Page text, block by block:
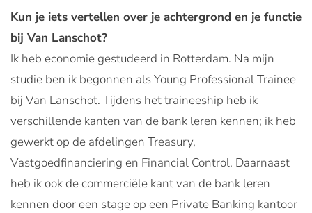
Kun je iets vertellen over je achtergrond en je functie
bij Van Lanschot?
Ik heb economie gestudeerd in Rotterdam. Na mijn
studie ben ik begonnen als Young Professional Trainee
bij Van Lanschot. Tijdens het traineeship heb ik
verschillende kanten van de bank leren kennen; ik heb
gewerkt op de afdelingen Treasury,
Vastgoedfinanciering en Financial Control. Daarnaast
heb ik ook de commerciële kant van de bank leren
kennen door een stage op een Private Banking kantoor